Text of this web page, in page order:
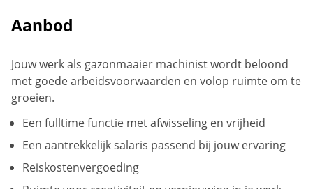
Aanbod
Jouw werk als gazonmaaier machinist wordt beloond
met goede arbeidsvoorwaarden en volop ruimte om te
groeien.
Een fulltime functie met afwisseling en vrijheid
Een aantrekkelijk salaris passend bij jouw ervaring
Reiskostenvergoeding